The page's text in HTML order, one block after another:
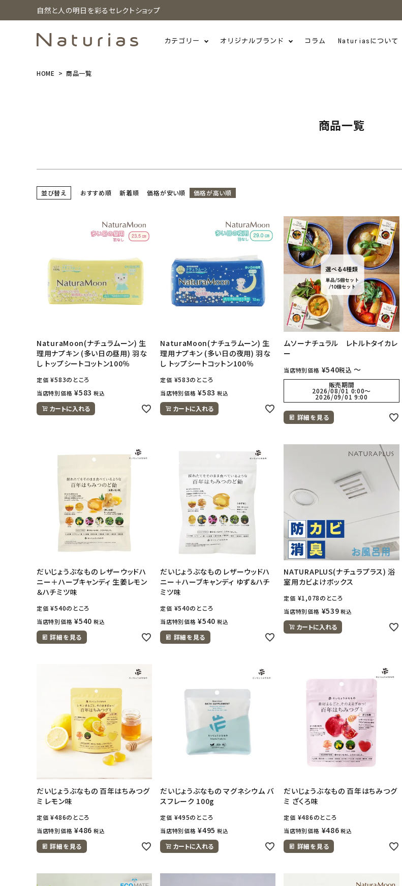
自然と人の明日を彩るセレクトショップ
カテゴリー オリジナルブランド コラム Naturiasについて
カテゴリーから探す
美容・コスメ・香水
インナー・下着・ナイトウェア
キッチン用品
フード・ドリンク
オリジナルブランド
アルマウィン
アルモニベルツ
コラム・スタッフのおすすめ
ようこそ ゲスト 様
person 会員登録
HOME 商品一覧
商品一覧
注目ワード
3Rの実践
並び順
並び替え おすすめ順 新着順 価格が安い順 価格が高い順
NaturaMoon(ナチュラムーン) 生
理用ナプキン (多い日の昼用) 羽な
し トップシートコットン100％
定価 ¥583のところ
当店特別価格 ¥583 税込
カートに入れる
NaturaMoon(ナチュラムーン) 生
理用ナプキン (多い日の夜用) 羽な
し トップシートコットン100％
定価 ¥583のところ
当店特別価格 ¥583 税込
カートに入れる
ムソーナチュラル レトルトタイカレ
ー
当店特別価格 ¥540税込 〜
販売期間
2026/08/01 0:00〜
2026/09/01 9:00
詳細を見る
だいじょうぶなもの レザーウッドハ
ニー＋ハーブキャンディ 生姜レモン
＆ハチミツ味
定価 ¥540のところ
当店特別価格 ¥540 税込
詳細を見る
だいじょうぶなもの レザーウッドハ
ニー＋ハーブキャンディ ゆず＆ハチ
ミツ味
定価 ¥540のところ
当店特別価格 ¥540 税込
詳細を見る
NATURAPLUS(ナチュラプラス) 浴
室用カビよけボックス
定価 ¥1,078のところ
当店特別価格 ¥539 税込
カートに入れる
だいじょうぶなもの 百年はちみつグ
ミ レモン味
定価 ¥486のところ
当店特別価格 ¥486 税込
詳細を見る
だいじょうぶなもの マグネシウム バ
スフレーク 100g
定価 ¥495のところ
当店特別価格 ¥495 税込
カートに入れる
だいじょうぶなもの 百年はちみつグ
ミ ざくろ味
定価 ¥486のところ
当店特別価格 ¥486 税込
詳細を見る